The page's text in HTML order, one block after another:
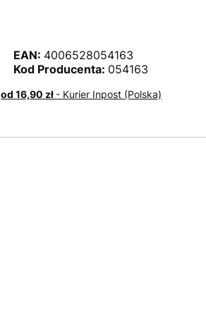
EAN: 4006528054163
Kod Producenta: 054163
od 16,90 zł - Kurier Inpost (Polska)